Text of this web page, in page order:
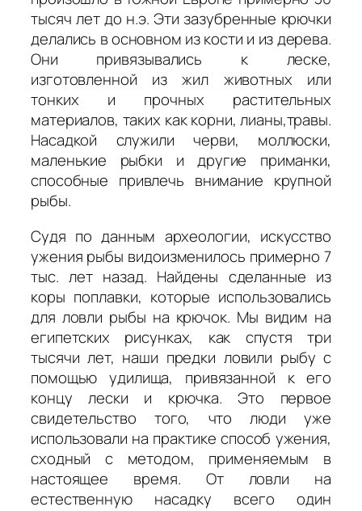
тысяч лет до н.э. Эти зазубренные крючки
делались в основном из кости и из дерева.
Они привязывались к леске,
изготовленной из жил животных или
тонких и прочных растительных
материалов, таких как корни, лианы,травы.
Насадкой служили черви, моллюски,
маленькие рыбки и другие приманки,
способные привлечь внимание крупной
рыбы.
Судя по данным археологии, искусство
ужения рыбы видоизменилось примерно 7
тыс. лет назад. Найдены сделанные из
коры поплавки, которые использовались
для ловли рыбы на крючок. Мы видим на
египетских рисунках, как спустя три
тысячи лет, наши предки ловили рыбу с
помощью удилища, привязанной к его
концу лески и крючка. Это первое
свидетельство того, что люди уже
использовали на практике способ ужения,
сходный с методом, применяемым в
настоящее время. От ловли на
естественную насадку всего один